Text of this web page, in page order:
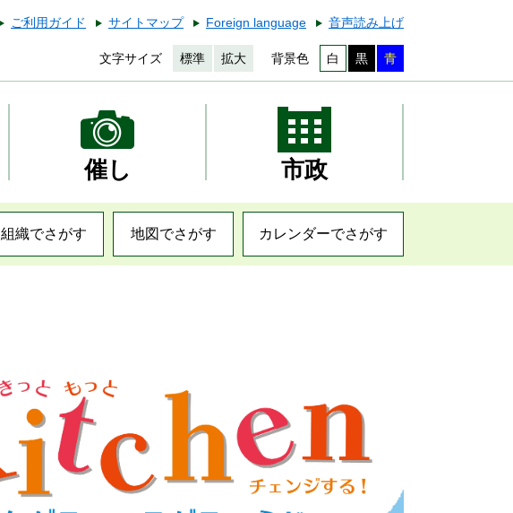
ご利用ガイド サイトマップ Foreign language 音声読み上げ
文字サイズ 標準 拡大 背景色 白 黒 青
催し 市政
組織でさがす 地図でさがす カレンダーでさがす